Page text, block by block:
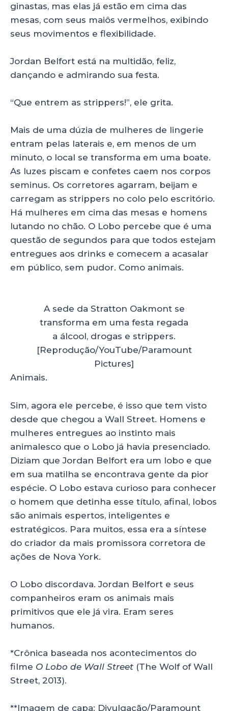
ginastas, mas elas já estão em cima das
mesas, com seus maiôs vermelhos, exibindo
seus movimentos e flexibilidade.
Jordan Belfort está na multidão, feliz,
dançando e admirando sua festa.
“Que entrem as strippers!”, ele grita.
Mais de uma dúzia de mulheres de lingerie
entram pelas laterais e, em menos de um
minuto, o local se transforma em uma boate.
As luzes piscam e confetes caem nos corpos
seminus. Os corretores agarram, beijam e
carregam as strippers no colo pelo escritório.
Há mulheres em cima das mesas e homens
lutando no chão. O Lobo percebe que é uma
questão de segundos para que todos estejam
entregues aos drinks e comecem a acasalar
em público, sem pudor. Como animais.
A sede da Stratton Oakmont se
transforma em uma festa regada
a álcool, drogas e strippers.
[Reprodução/YouTube/Paramount
Pictures]
Animais.
Sim, agora ele percebe, é isso que tem visto
desde que chegou a Wall Street. Homens e
mulheres entregues ao instinto mais
animalesco que o Lobo já havia presenciado.
Diziam que Jordan Belfort era um lobo e que
em sua matilha se encontrava gente da pior
espécie. O Lobo estava curioso para conhecer
o homem que detinha esse título, afinal, lobos
são animais espertos, inteligentes e
estratégicos. Para muitos, essa era a síntese
do criador da mais promissora corretora de
ações de Nova York.
O Lobo discordava. Jordan Belfort e seus
companheiros eram os animais mais
primitivos que ele já vira. Eram seres
humanos.
*Crônica baseada nos acontecimentos do
filme O Lobo de Wall Street (The Wolf of Wall
Street, 2013).
**Imagem de capa: Divulgação/Paramount